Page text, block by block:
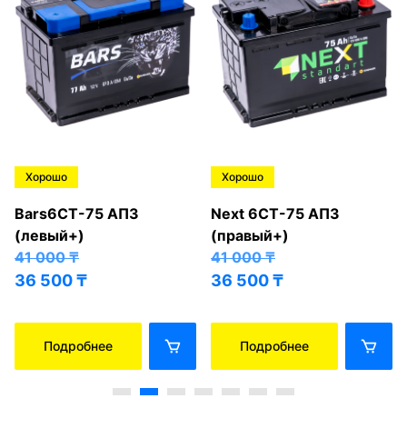
Хорошо
Bars6СТ-75 АПЗ
(левый+)
41 000₸
36 500₸
Подробнее
Хорошо
Next 6СТ-75 АПЗ
(правый+)
41 000₸
36 500₸
Подробнее